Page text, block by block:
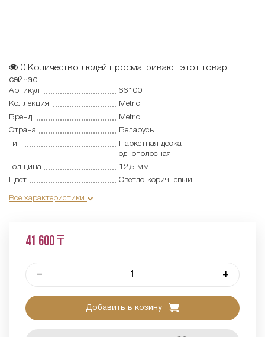
0 Количество людей просматривают этот товар
сейчас!
Артикул
66100
Коллекция
Metric
Бренд
Metric
Страна
Беларусь
Тип
Паркетная доска
однополосная
Толщина
12,5 мм
Цвет
Светло-коричневый
Все характеристики
41 600 ₸
– +
Добавить в козину